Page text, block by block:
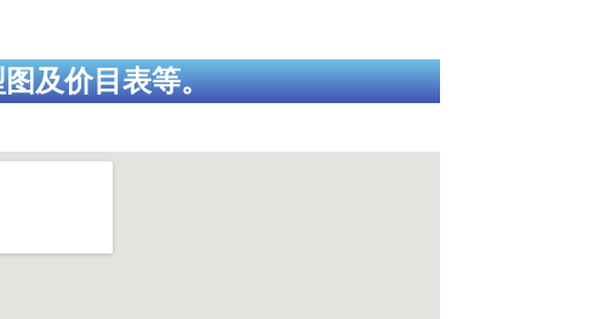
及价目表等。